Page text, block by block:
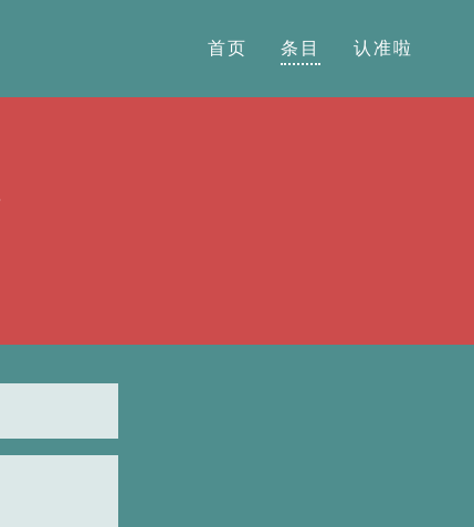
首页 条目 认准啦